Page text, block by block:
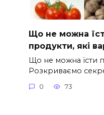
Що не можна
продукти, які
Що не можна їсти
Розкриваємо
0 73